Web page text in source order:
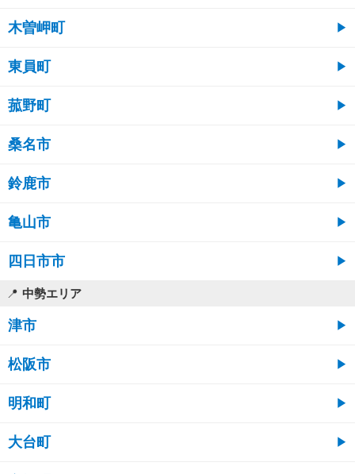
木曽岬町
東員町
菰野町
桑名市
鈴鹿市
亀山市
四日市市
中勢エリア
津市
松阪市
明和町
大台町